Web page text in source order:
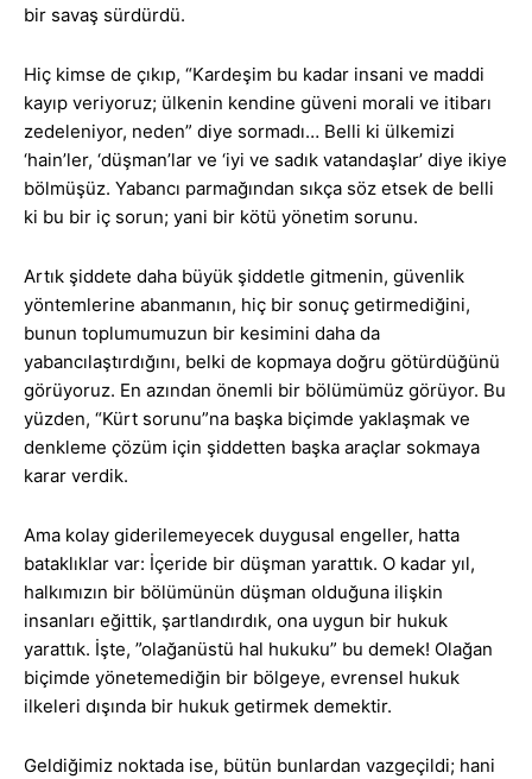
bir savaş sürdürdü.
Hiç kimse de çıkıp, “Kardeşim bu kadar insani ve maddi
kayıp veriyoruz; ülkenin kendine güveni morali ve itibarı
zedeleniyor, neden” diye sormadı… Belli ki ülkemizi
‘hain’ler, ‘düşman’lar ve ‘iyi ve sadık vatandaşlar’ diye ikiye
bölmüşüz. Yabancı parmağından sıkça söz etsek de belli
ki bu bir iç sorun; yani bir kötü yönetim sorunu.
Artık şiddete daha büyük şiddetle gitmenin, güvenlik
yöntemlerine abanmanın, hiç bir sonuç getirmediğini,
bunun toplumumuzun bir kesimini daha da
yabancılaştırdığını, belki de kopmaya doğru götürdüğünü
görüyoruz. En azından önemli bir bölümümüz görüyor. Bu
yüzden, “Kürt sorunu”na başka biçimde yaklaşmak ve
denkleme çözüm için şiddetten başka araçlar sokmaya
karar verdik.
Ama kolay giderilemeyecek duygusal engeller, hatta
bataklıklar var: İçeride bir düşman yarattık. O kadar yıl,
halkımızın bir bölümünün düşman olduğuna ilişkin
insanları eğittik, şartlandırdık, ona uygun bir hukuk
yarattık. İşte, ”olağanüstü hal hukuku” bu demek! Olağan
biçimde yönetemediğin bir bölgeye, evrensel hukuk
ilkeleri dışında bir hukuk getirmek demektir.
Geldiğimiz noktada ise, bütün bunlardan vazgeçildi; hani